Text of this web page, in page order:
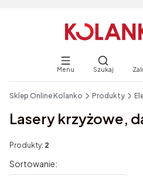
Menu
Otwórz
Szukaj
Sklep Online Kolanko Produkty
Lasery krzyżowe,
Produkty: 2
Lista produktów
Sortowanie: